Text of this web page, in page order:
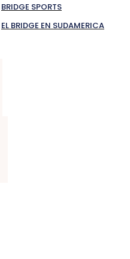
BRIDGE SPORTS
EL BRIDGE EN SUDAMERICA